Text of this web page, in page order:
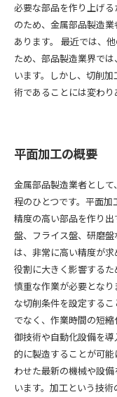
必要な部品を作り上げ
のため、金属部品製造
あります。 最近では、
ため、部品製造業界で
います。しかし、切削
術であることには変わり
平面加工の概要
金属部品製造業者とし
程のひとつです。平面加
精度の高い部品を作り
盤、フライス盤、研磨
は、非常に高い精度が
役割に大きく影響するた
慎重な作業が必要とな
な切削条件を設定する
でなく、作業時間の短
御技術や自動化設備を
的に製造することが可
わせた最新の機械や設
います。加工という技